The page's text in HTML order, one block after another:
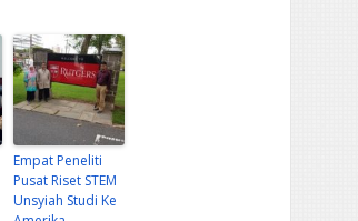
Empat Peneliti
Pusat Riset STEM
Unsyiah Studi Ke